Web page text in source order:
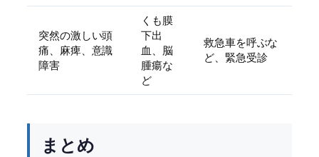
突然の激しい頭
痛、麻痺、意識
障害
くも膜
下出
血、脳
腫瘍な
ど
救急車を呼ぶな
ど、緊急受診
まとめ